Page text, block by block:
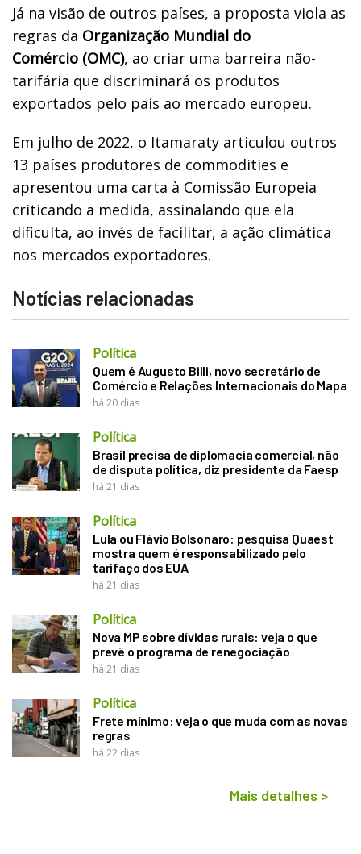
Já na visão de outros países, a proposta viola as
regras da Organização Mundial do
Comércio (OMC), ao criar uma barreira não-
tarifária que discriminará os produtos
exportados pelo país ao mercado europeu.
Em julho de 2022, o Itamaraty articulou outros
13 países produtores de commodities e
apresentou uma carta à Comissão Europeia
criticando a medida, assinalando que ela
dificulta, ao invés de facilitar, a ação climática
nos mercados exportadores.
Notícias relacionadas
Política
Quem é Augusto Billi, novo secretário de
Comércio e Relações Internacionais do Mapa
há 20 dias
Política
Brasil precisa de diplomacia comercial, não
de disputa política, diz presidente da Faesp
há 21 dias
Política
Lula ou Flávio Bolsonaro: pesquisa Quaest
mostra quem é responsabilizado pelo
tarifaço dos EUA
há 21 dias
Política
Nova MP sobre dívidas rurais: veja o que
prevê o programa de renegociação
há 21 dias
Política
Frete mínimo: veja o que muda com as novas
regras
há 22 dias
Mais detalhes >